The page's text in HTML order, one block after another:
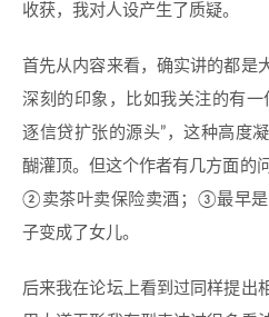
收获，我对人设产生了质疑。
首先从内容来看，确实讲的都是
深刻的印象，比如我关注的有一
逐信贷扩张的源头”，这种高度
醐灌顶。但这个作者有几方面的
②卖茶叶卖保险卖酒；③最早是
子变成了女儿。
后来我在论坛上看到过同样提出